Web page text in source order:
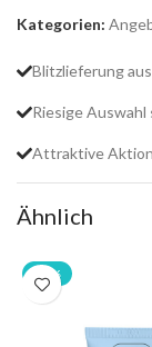
Kategorien:
Blitzlieferung
Riesige
Attraktive
Ähnlich
-20%